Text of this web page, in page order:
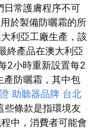
日常護膚程序不可
用於製備防曬霜的所
利亞工廠生產，該
終產品在澳大利亞
2小時重新設置每2
產防曬霜，其中包
助聽器品牌 台北
些條款是指環境友
中，消費者可能會